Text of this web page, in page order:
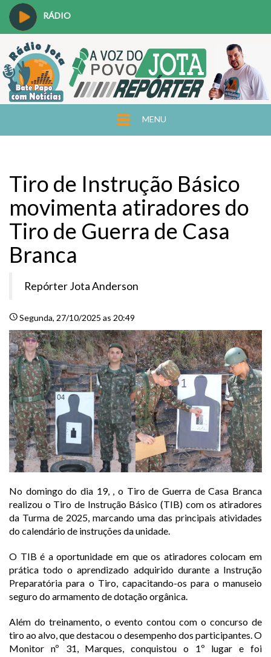
RÁDIO
MENU
Tiro de Instrução Básico
movimenta atiradores do
Tiro de Guerra de Casa
Branca
Repórter Jota Anderson
scheduleSegunda, 27/10/2025 as 20:49
No domingo do dia 19, , o Tiro de Guerra de Casa Branca
realizou o Tiro de Instrução Básico (TIB) com os atiradores
da Turma de 2025, marcando uma das principais atividades
do calendário de instruções da unidade.
O TIB é a oportunidade em que os atiradores colocam em
prática todo o aprendizado adquirido durante a Instrução
Preparatória para o Tiro, capacitando-os para o manuseio
seguro do armamento de dotação orgânica.
Além do treinamento, o evento contou com o concurso de
tiro ao alvo, que destacou o desempenho dos participantes. O
Monitor nº 31, Marques, conquistou o 1º lugar e foi